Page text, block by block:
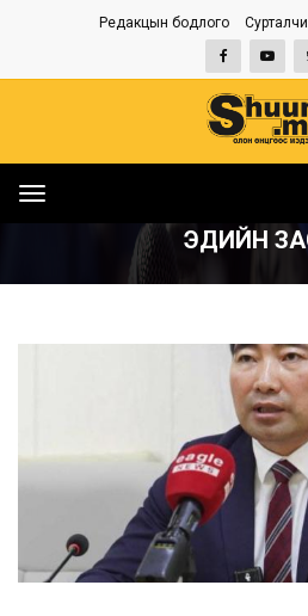
Редакцын бодлого
Toggle
ЭДИЙН